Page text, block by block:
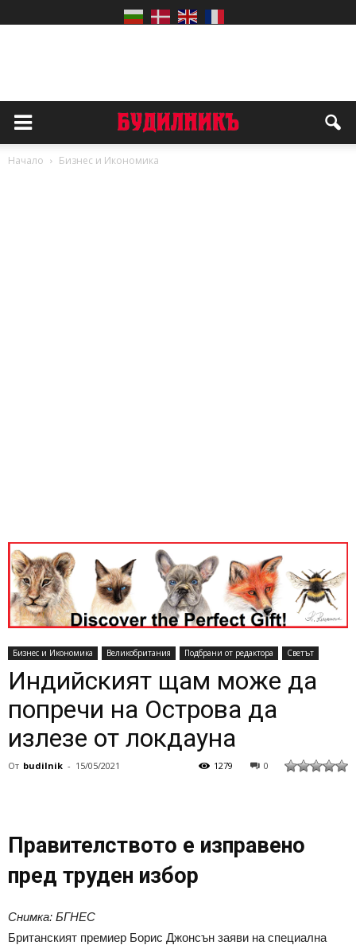
Начало Бизнес и Икономика
Бизнес и Икономика Великобритания Подбрани от редактора Светът
Индийският щам може да
попречи на Острова да
излезе от локдауна
От budilnik - 15/05/2021 0
1279
Правителството е изправено
пред труден избор
Снимка: БГНЕС
Британският премиер Борис Джонсън заяви на специална